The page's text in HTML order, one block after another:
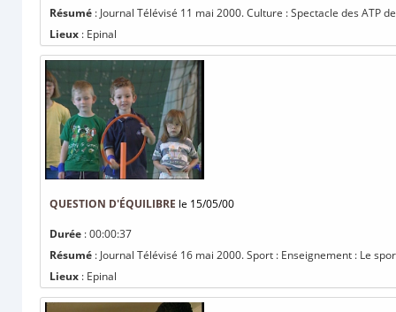
Résumé : Journal Télévisé 11 mai 2000. Culture : Spectacle des ATP
Lieux : Epinal
QUESTION D'ÉQUILIBRE le 15/05/00
Durée : 00:00:37
Résumé : Journal Télévisé 16 mai 2000. Sport : Enseignement : Le
Lieux : Epinal